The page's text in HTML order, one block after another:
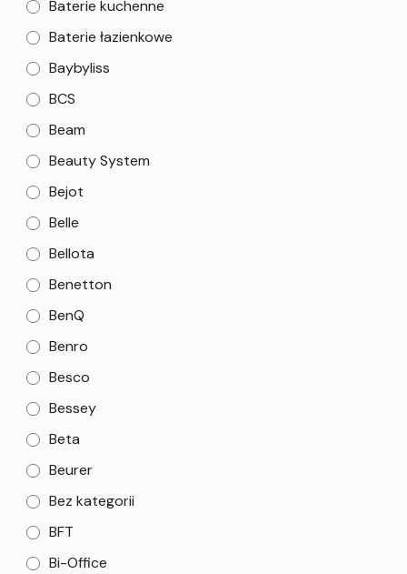
Baterie kuchenne
Baterie łazienkowe
Baybyliss
BCS
Beam
Beauty System
Bejot
Belle
Bellota
Benetton
BenQ
Benro
Besco
Bessey
Beta
Beurer
Bez kategorii
BFT
Bi-Office